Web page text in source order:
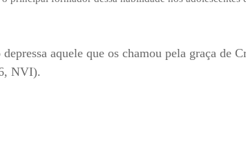
aquele que os chamou pela graça de
NVI).